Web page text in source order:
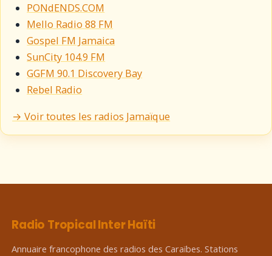
PONdENDS.COM
Mello Radio 88 FM
Gospel FM Jamaica
SunCity 104.9 FM
GGFM 90.1 Discovery Bay
Rebel Radio
→ Voir toutes les radios Jamaïque
Radio Tropical Inter Haïti
Annuaire francophone des radios des Caraïbes. Stations